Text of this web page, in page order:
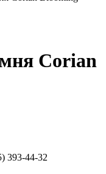
Corian
393-44-32